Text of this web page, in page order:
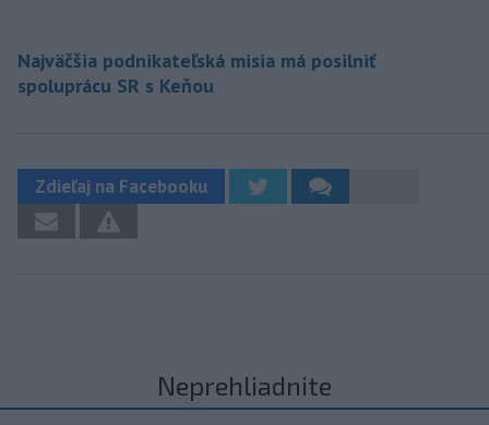
Najväčšia podnikateľská misia má posilniť
spoluprácu SR s Keňou
Zdieľaj na Facebooku
Neprehliadnite